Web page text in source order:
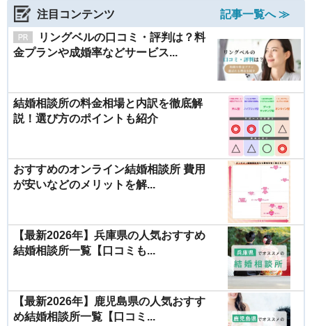
注目コンテンツ
記事一覧へ ≫
リングベルの口コミ・評判は？料
金プランや成婚率などサービス...
結婚相談所の料金相場と内訳を徹底解
説！選び方のポイントも紹介
おすすめのオンライン結婚相談所 費用
が安いなどのメリットを解...
【最新2026年】兵庫県の人気おすすめ
結婚相談所一覧【口コミも...
【最新2026年】鹿児島県の人気おすす
め結婚相談所一覧【口コミ...